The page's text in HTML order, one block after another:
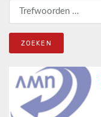
Zoeken naar: